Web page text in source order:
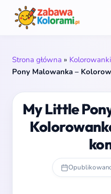
Strona główna »
Pony Malowanka –
My Little